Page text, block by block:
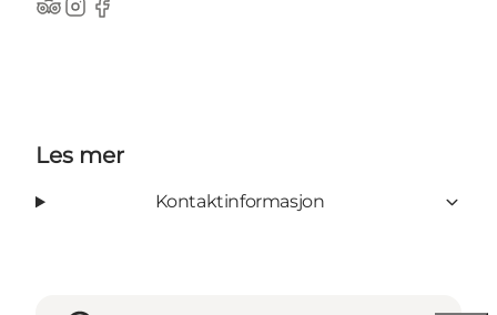
Tripadvisor
Instagram
Facebook
Les mer
Kontaktinformasjon